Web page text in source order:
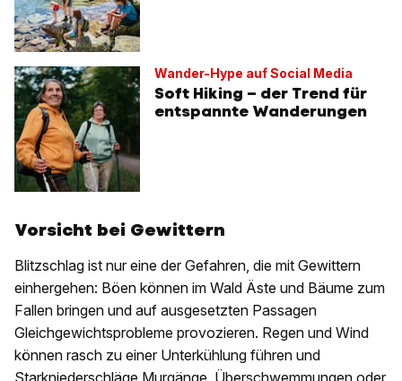
Wander-Hype auf Social Media
Soft Hiking – der Trend für
entspannte Wanderungen
Vorsicht bei Gewittern
Blitzschlag ist nur eine der Gefahren, die mit Gewittern
einhergehen: Böen können im Wald Äste und Bäume zum
Fallen bringen und auf ausgesetzten Passagen
Gleichgewichtsprobleme provozieren. Regen und Wind
können rasch zu einer Unterkühlung führen und
Starkniederschläge Murgänge, Überschwemmungen oder